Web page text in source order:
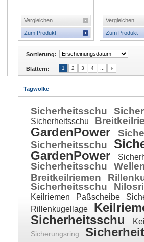
Vergleichen
Zum Produkt
Vergleichen
Zum Produkt
Sortierung:
Blättern: 1 2 3 4
Tagwolke
Sicherheitsschu
Sicherheitsschu
GardenPower
Sicherheitsschu
GardenPower
Sicherheitsschu
Breitkeilriemen
Sicherheitsschu
Keilriemen Paßscheibe
Rillenkugellage
Sicherheitsschu
Sicherungsring